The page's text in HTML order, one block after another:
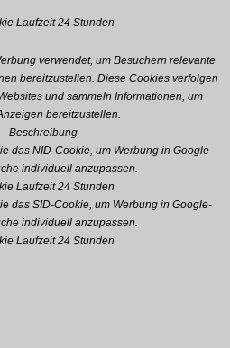
Laufzeit 24 Stunden
verwendet, um Besuchern relevante
bereitzustellen. Diese Cookies verfolgen
und sammeln Informationen, um
bereitzustellen.
Beschreibung
das NID-Cookie, um Werbung in Google-
individuell anzupassen.
Laufzeit 24 Stunden
das SID-Cookie, um Werbung in Google-
individuell anzupassen.
Laufzeit 24 Stunden